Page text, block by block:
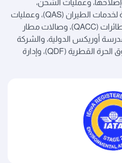
وعمليات الشحن،
والخدمات التي تقدمها القطرية لخدمات الطيران (QAS)، وعمليات
التموين في القطرية لتموين الطائرات (QACC)، وصالات مطار
أوريكس الدولية، والشركة
القطرية للتوزيع (QDC)، والسوق الحرة القطرية (QDF)، وإدارة